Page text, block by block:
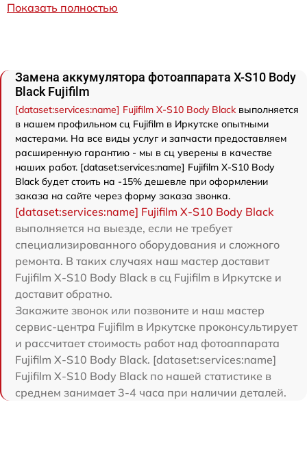
Показать полностью
Замена аккумулятора фотоаппарата X-S10 Body
Black Fujifilm
[dataset:services:name] Fujifilm X-S10 Body Blackвыполняется
в нашем профильном сц Fujifilm в Иркутске опытными
мастерами. На все виды услуг и запчасти предоставляем
расширенную гарантию - мы в сц уверены в качестве
наших работ. [dataset:services:name] Fujifilm X-S10 Body
Black будет стоить на -15% дешевле при оформлении
заказа на сайте через форму заказа звонка.
[dataset:services:name] Fujifilm X-S10 Body Black
выполняется на выезде, если не требует
специализированного оборудования и сложного
ремонта. В таких случаях наш мастер доставит
Fujifilm X-S10 Body Black в сц Fujifilm в Иркутске и
доставит обратно.
Закажите звонок или позвоните и наш мастер
сервис-центра Fujifilm в Иркутске проконсультирует
и рассчитает стоимость работ над фотоаппарата
Fujifilm X-S10 Body Black. [dataset:services:name]
Fujifilm X-S10 Body Black по нашей статистике в
среднем занимает 3-4 часа при наличии деталей.